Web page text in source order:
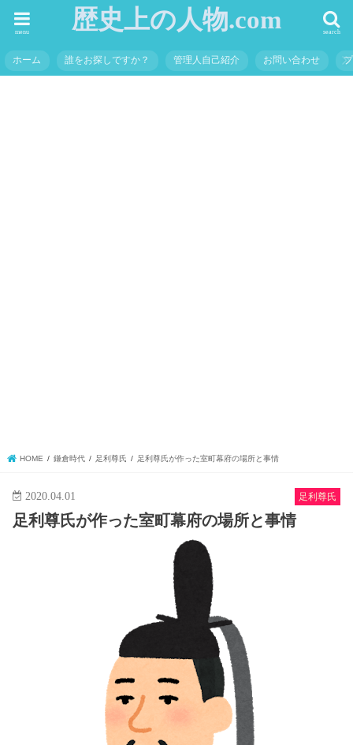
歴史上の人物.com search
menu
ホーム 誰をお探しですか？ 管理人自己紹介 お問い合わせ
HOME 鎌倉時代 足利尊氏 足利尊氏が作った室町幕府の場所と事情
足利尊氏
2020.04.01
足利尊氏が作った室町幕府の場所と事情